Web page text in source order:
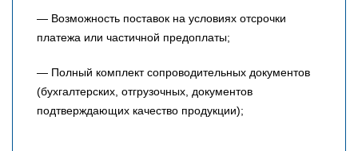
— Возможность поставок на условиях отсрочки
платежа или частичной предоплаты;
— Полный комплект сопроводительных документов
(бухгалтерских, отгрузочных, документов
подтверждающих качество продукции);